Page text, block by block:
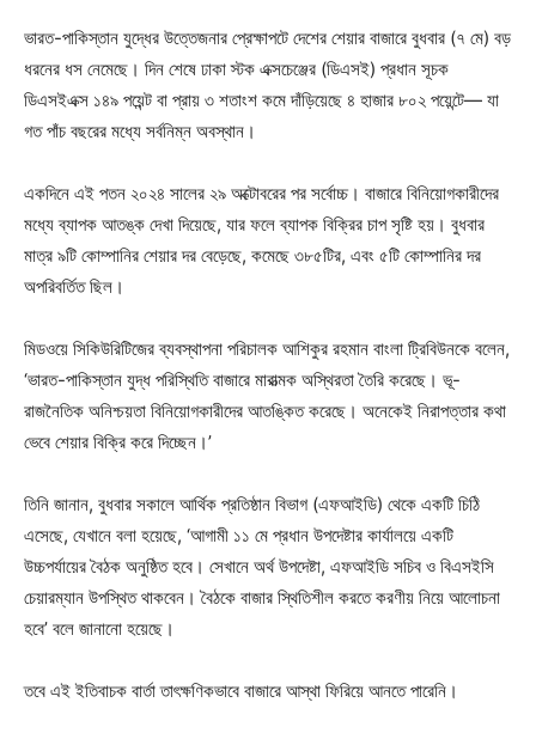
ভারত-পাকিস্তান যুদ্ধের উত্তেজনার প্রেক্ষাপটে দেশের শেয়ার বাজারে বুধবার (৭ মে) বড়
ধরনের ধস নেমেছে। দিন শেষে ঢাকা স্টক এক্সচেঞ্জের (ডিএসই) প্রধান সূচক
ডিএসইএক্স ১৪৯ পয়েন্ট বা প্রায় ৩ শতাংশ কমে দাঁড়িয়েছে ৪ হাজার ৮০২ পয়েন্টে— যা
গত পাঁচ বছরের মধ্যে সর্বনিম্ন অবস্থান।
একদিনে এই পতন ২০২৪ সালের ২৯ অক্টোবরের পর সর্বোচ্চ। বাজারে বিনিয়োগকারীদের
মধ্যে ব্যাপক আতঙ্ক দেখা দিয়েছে, যার ফলে ব্যাপক বিক্রির চাপ সৃষ্টি হয়। বুধবার
মাত্র ৯টি কোম্পানির শেয়ার দর বেড়েছে, কমেছে ৩৮৫টির, এবং ৫টি কোম্পানির দর
অপরিবর্তিত ছিল।
মিডওয়ে সিকিউরিটিজের ব্যবস্থাপনা পরিচালক আশিকুর রহমান বাংলা ট্রিবিউনকে বলেন,
‘ভারত-পাকিস্তান যুদ্ধ পরিস্থিতি বাজারে মারাত্মক অস্থিরতা তৈরি করেছে। ভূ-
রাজনৈতিক অনিশ্চয়তা বিনিয়োগকারীদের আতঙ্কিত করেছে। অনেকেই নিরাপত্তার কথা
ভেবে শেয়ার বিক্রি করে দিচ্ছেন।’
তিনি জানান, বুধবার সকালে আর্থিক প্রতিষ্ঠান বিভাগ (এফআইডি) থেকে একটি চিঠি
এসেছে, যেখানে বলা হয়েছে, ‘আগামী ১১ মে প্রধান উপদেষ্টার কার্যালয়ে একটি
উচ্চপর্যায়ের বৈঠক অনুষ্ঠিত হবে। সেখানে অর্থ উপদেষ্টা, এফআইডি সচিব ও বিএসইসি
চেয়ারম্যান উপস্থিত থাকবেন। বৈঠকে বাজার স্থিতিশীল করতে করণীয় নিয়ে আলোচনা
হবে’ বলে জানানো হয়েছে।
তবে এই ইতিবাচক বার্তা তাৎক্ষণিকভাবে বাজারে আস্থা ফিরিয়ে আনতে পারেনি।